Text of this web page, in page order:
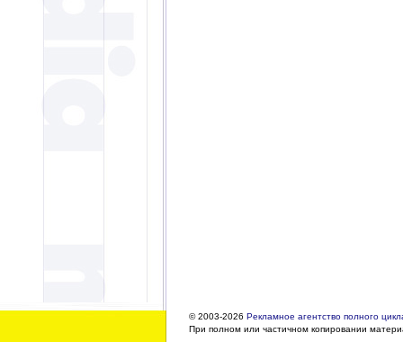
© 2003-2026 Рекламное агентство полного
При полном или частичном копировании